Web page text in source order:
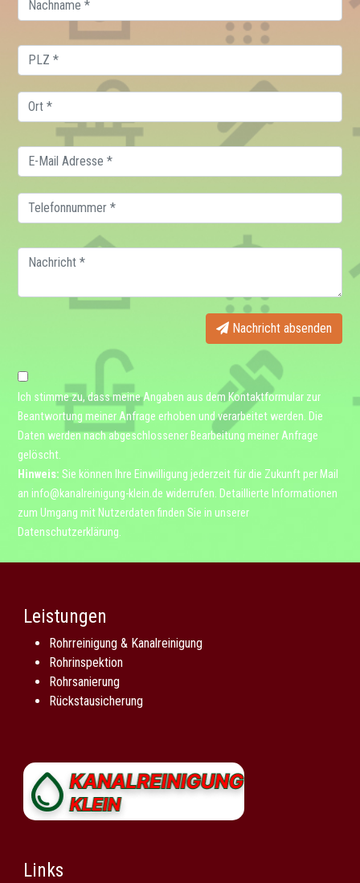
Nachricht absenden
Ich stimme zu, dass meine Angaben aus dem Kontaktformular zur
Beantwortung meiner Anfrage erhoben und verarbeitet werden. Die
Daten werden nach abgeschlossener Bearbeitung meiner Anfrage
gelöscht.
Hinweis: Sie können Ihre Einwilligung jederzeit für die Zukunft per Mail
an info@kanalreinigung-klein.de widerrufen. Detaillierte Informationen
zum Umgang mit Nutzerdaten finden Sie in unserer
Datenschutzerklärung.
Leistungen
Rohrreinigung & Kanalreinigung
Rohrinspektion
Rohrsanierung
Rückstausicherung
Links